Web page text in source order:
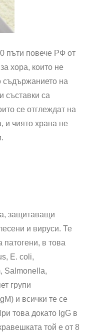
пъти повече РФ от
хора, които не
съдържанието на
съставки са
се отглеждат на
и чиято храна не
защитаващи
и вируси. Те
в това
E. coli,
Salmonella,
групи
и всички те се
това докато IgG в
той е от 8